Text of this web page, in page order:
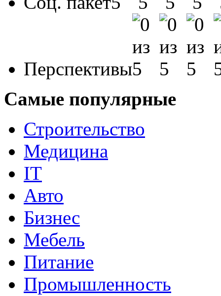
Перспективы
Самые популярные
Строительство
Медицина
IT
Авто
Бизнес
Мебель
Питание
Промышленность